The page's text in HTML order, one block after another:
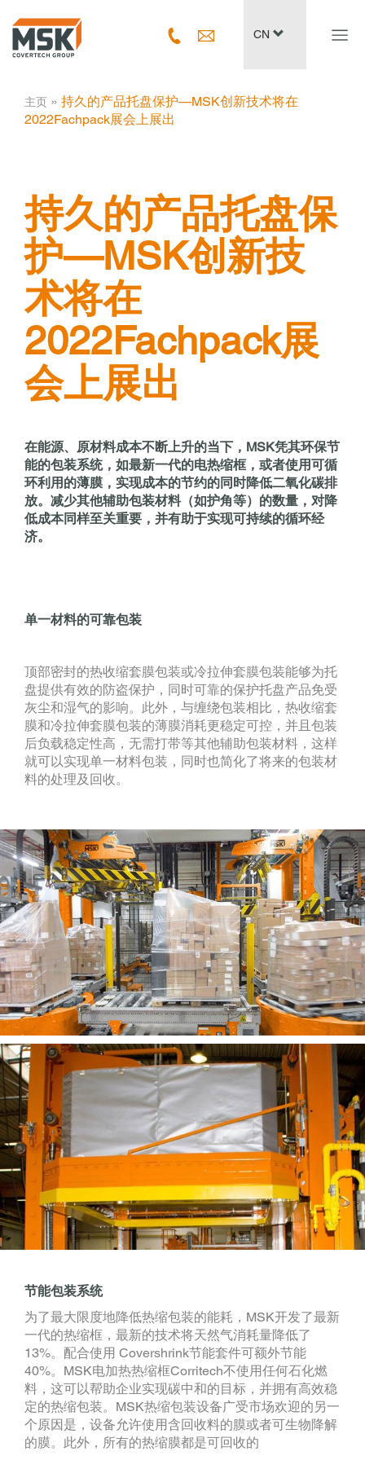
CN
主页 ­ » ­ 持久的产品托盘保护—MSK创新技术将在
2022Fachpack展会上展出
持久的产品托盘保
护—MSK创新技
术将在
2022Fachpack展
会上展出
在能源、原材料成本不断上升的当下，MSK凭其环保节
能的包装系统，如最新一代的电热缩框，或者使用可循
环利用的薄膜，实现成本的节约的同时降低二氧化碳排
放。减少其他辅助包装材料（如护角等）的数量，对降
低成本同样至关重要，并有助于实现可持续的循环经
济。
单一材料的可靠包装
顶部密封的热收缩套膜包装或冷拉伸套膜包装能够为托
盘提供有效的防盗保护，同时可靠的保护托盘产品免受
灰尘和湿气的影响。此外，与缠绕包装相比，热收缩套
膜和冷拉伸套膜包装的薄膜消耗更稳定可控，并且包装
后负载稳定性高，无需打带等其他辅助包装材料，这样
就可以实现单一材料包装，同时也简化了将来的包装材
料的处理及回收。
节能包装系统
为了最大限度地降低热缩包装的能耗，MSK开发了最新
一代的热缩框，最新的技术将天然气消耗量降低了
13%。配合使用 Covershrink节能套件可额外节能
40%。MSK电加热热缩框Corritech不使用任何石化燃
料，这可以帮助企业实现碳中和的目标，并拥有高效稳
定的热缩包装。MSK热缩包装设备广受市场欢迎的另一
个原因是，设备允许使用含回收料的膜或者可生物降解
的膜。此外，所有的热缩膜都是可回收的